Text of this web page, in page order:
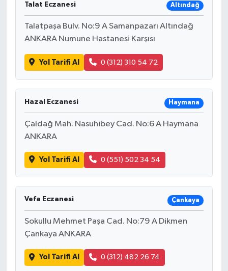
Talat Eczanesi Altındağ
Talatpaşa Bulv. No:9 A Samanpazarı Altındağ
ANKARA Numune Hastanesi Karşısı
Yol Tarifi Al 0 (312) 310 54 72
Hazal Eczanesi Haymana
Çaldağ Mah. Nasuhibey Cad. No:6 A Haymana
ANKARA
Yol Tarifi Al 0 (551) 502 34 54
Vefa Eczanesi Çankaya
Sokullu Mehmet Paşa Cad. No:79 A Dikmen
Çankaya ANKARA
Yol Tarifi Al 0 (312) 482 26 74